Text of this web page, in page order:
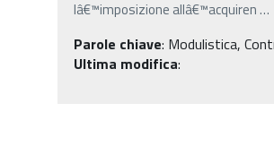
lâ€™imposizione allâ€™acquiren…
Parole chiave: Modulistica,
Ultima modifica: